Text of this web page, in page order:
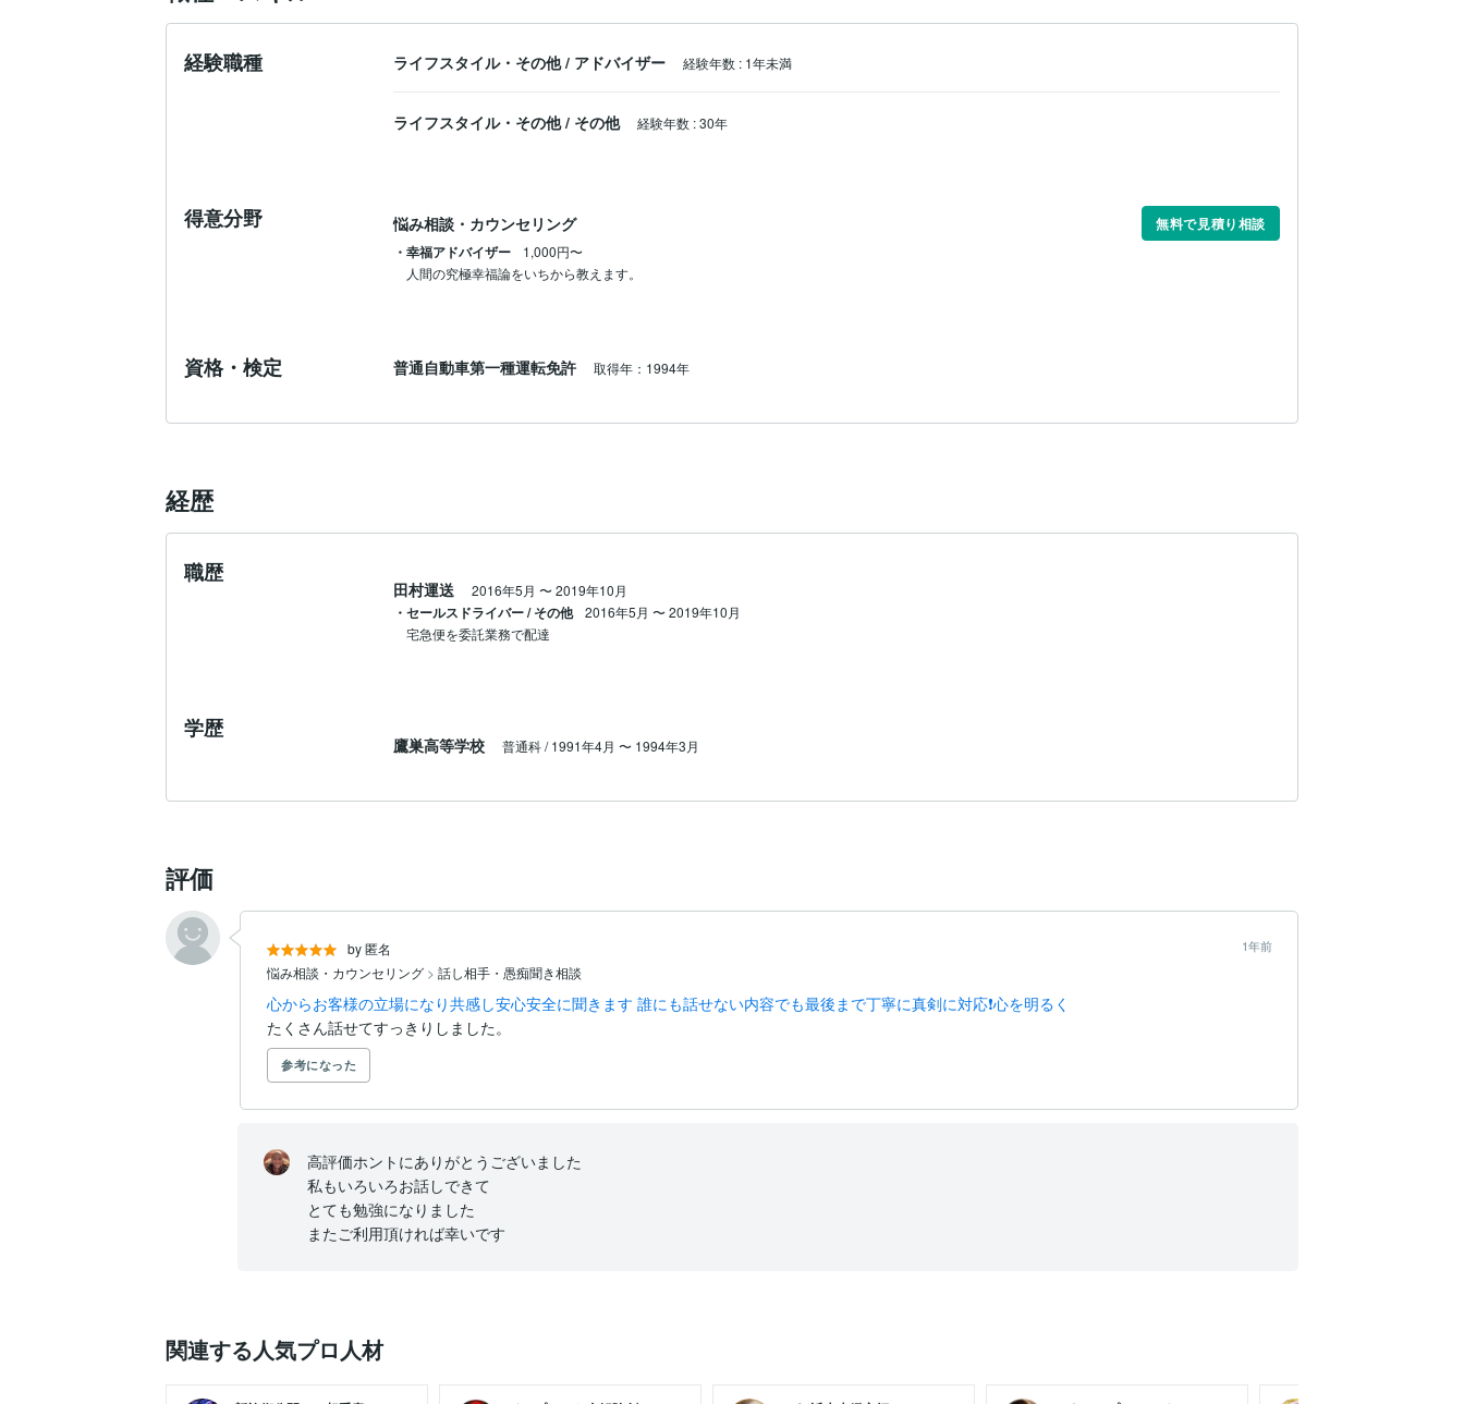
経験職種 ライフスタイル・その他 / アドバイザー 経験年数 : 1年未満
ライフスタイル・その他 / その他 経験年数 :30年
得意分野 悩み相談・カウンセリング
無料で見積り相談
・幸福アドバイザー
1,000円〜
人間の究極幸福論をいちから教えます。
資格・検定 普通自動車第一種運転免許 取得年：1994年
経歴
職歴
田村運送 2016年5月 〜2019年10月
・セールスドライバー / その他 2016年5月 〜2019年10月
宅急便を委託業務で配達
学歴
鷹巣高等学校 普通科 / 1991年4月 〜 1994年3月
評価
by 匿名 1年前
悩み相談・カウンセリング > 話し相手・愚痴聞き相談
心からお客様の立場になり共感し安心安全に聞きます 誰にも話せない内容でも最後まで丁寧に真剣に対応❗️心を明るく
たくさん話せてすっきりしました。
参考になった
高評価ホントにありがとうございました
私もいろいろお話しできて
とても勉強になりました
またご利用頂ければ幸いです
関連する人気プロ人材